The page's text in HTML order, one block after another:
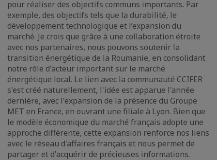
pour réaliser des objectifs communs importants. Par
exemple, des objectifs tels que la durabilité, le
développement technologique et l’expansion du
marché. Je crois que grâce à une collaboration étroite
avec nos partenaires, nous pouvons soutenir la
transition énergétique de la Roumanie, en consolidant
notre rôle d'acteur important sur le marché
énergétique local. Le lien avec la communauté CCIFER
s'est créé naturellement, l'idée est apparue l'année
dernière, avec l'expansion de la présence du Groupe
MET en France, en ouvrant une filiale à Lyon. Bien que
le modèle économique du marché français adopte une
approche différente, cette expansion renforce nos liens
avec le réseau d'affaires français et nous permet de
partager et d'acquérir de précieuses informations.